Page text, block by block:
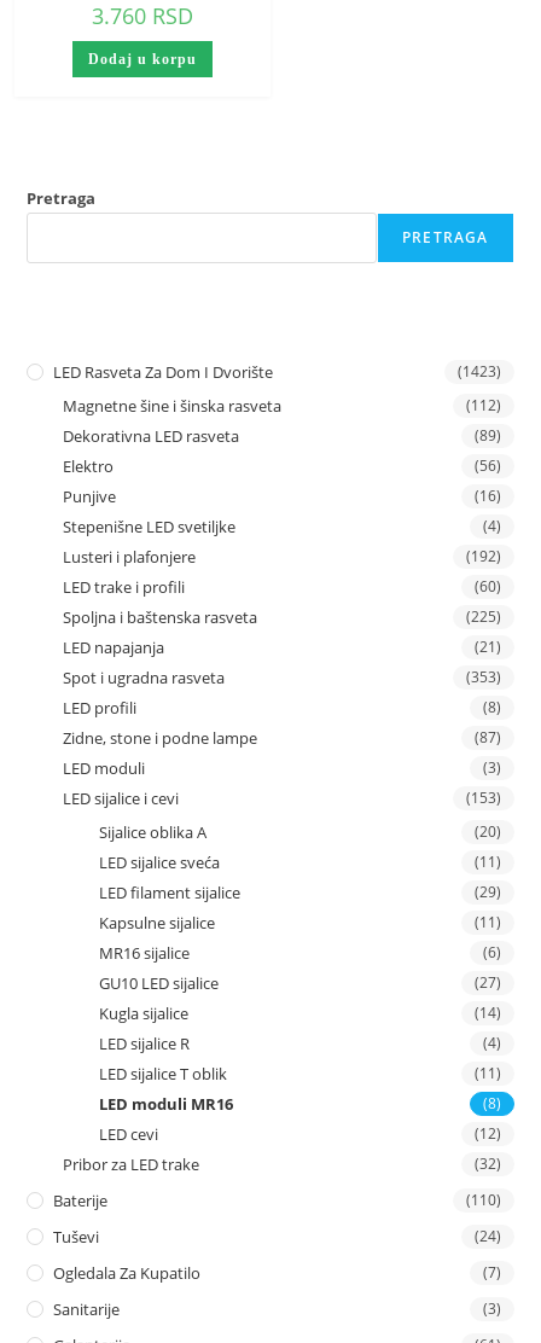
3.760 RSD
Dodaj u korpu
Pretraga
PRETRAGA
LED Rasveta Za Dom I Dvorište (1423)
Magnetne šine i šinska rasveta (112)
Dekorativna LED rasveta (89)
Elektro (56)
Punjive (16)
Stepenišne LED svetiljke (4)
Lusteri i plafonjere (192)
LED trake i profili (60)
Spoljna i baštenska rasveta (225)
LED napajanja (21)
Spot i ugradna rasveta (353)
LED profili (8)
Zidne, stone i podne lampe (87)
LED moduli (3)
LED sijalice i cevi (153)
Sijalice oblika A (20)
LED sijalice sveća (11)
LED filament sijalice (29)
Kapsulne sijalice (11)
MR16 sijalice (6)
GU10 LED sijalice (27)
Kugla sijalice (14)
LED sijalice R (4)
LED sijalice T oblik (11)
LED moduli MR16 (8)
LED cevi (12)
Pribor za LED trake (32)
Baterije (110)
Tuševi (24)
Ogledala Za Kupatilo (7)
Sanitarije (3)